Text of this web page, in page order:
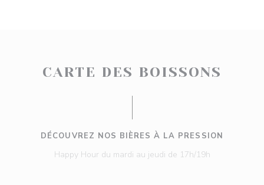
CARTE DES BOISSONS
DÉCOUVREZ NOS BIÈRES À LA PRESSION
Happy Hour du mardi au jeudi de 17h/19h